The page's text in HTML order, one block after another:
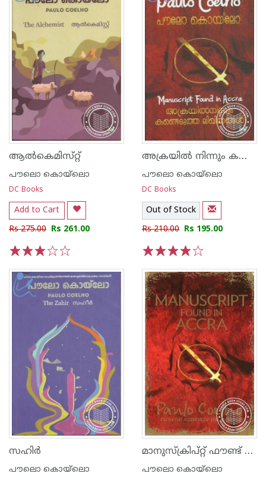
ആല്‍കെമിസ്‌റ്റ്‌
പൗലൊ കൊയ്ലൊ
DC Books
Add to Cart
Rs 275.00 Rs 261.00
അക്രയില്‍ നിന്നും കണ്ടെടുത്ത ലിഖിതങ്ങള്‍
പൗലൊ കൊയ്ലൊ
DC Books
Out of Stock
Rs 210.00 Rs 195.00
സഹിര്‍
പൗലൊ കൊയ്ലൊ
മാനുസ്ക്രിപ്റ്റ് ഫൗണ്ട് ഇന്‍ ആക്ക്ര
പൗലൊ കൊയ്ലൊ